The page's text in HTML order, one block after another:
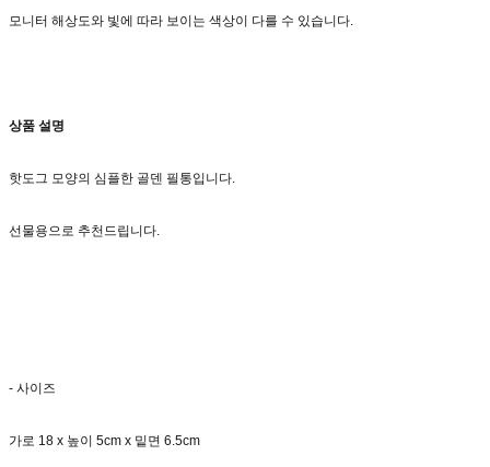
모니터 해상도와 빛에 따라 보이는 색상이 다를 수 있습니다.
상품 설명
핫도그 모양의 심플한 골덴 필통입니다.
선물용으로 추천드립니다.
- 사이즈
가로 18 x 높이 5cm x 밑면 6.5cm